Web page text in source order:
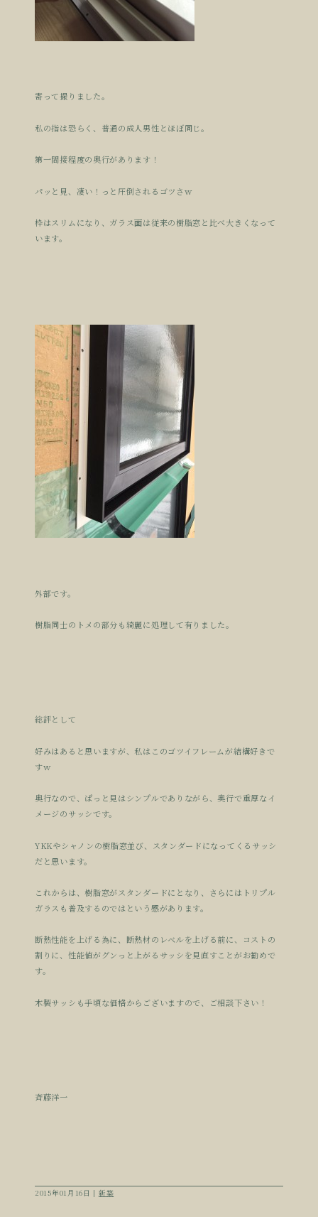
寄って撮りました。
私の指は恐らく、普通の成人男性とほぼ同じ。
第一間接程度の奥行があります！
パッと見、凄い！っと圧倒されるゴツさｗ
枠はスリムになり、ガラス面は従来の樹脂窓と比べ大きくなって
います。
外部です。
樹脂同士のトメの部分も綺麗に処理して有りました。
総評として
好みはあると思いますが、私はこのゴツイフレームが結構好きで
すｗ
奥行なので、ぱっと見はシンプルでありながら、奥行で重厚なイ
メージのサッシです。
YKKやシャノンの樹脂窓並び、スタンダードになってくるサッシ
だと思います。
これからは、樹脂窓がスタンダードにとなり、さらにはトリプル
ガラスも普及するのではという感があります。
断熱性能を上げる為に、断熱材のレベルを上げる前に、コストの
割りに、性能値がグンっと上がるサッシを見直すことがお勧めで
す。
木製サッシも手頃な価格からございますので、ご相談下さい！
斉藤洋一
2015年01月16日 | 新築